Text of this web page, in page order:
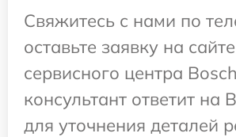
Свяжитесь с нами по
оставьте заявку на сайте
сервисного центра
консультант ответит на
для уточнения деталей